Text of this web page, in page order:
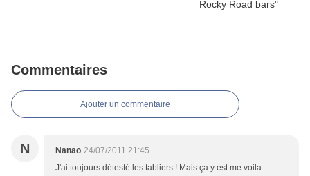
Commentaires
Ajouter un commentaire
N Nanao 24/07/2011 21:45
J'ai toujours détesté les tabliers ! Mais ça y est me voila